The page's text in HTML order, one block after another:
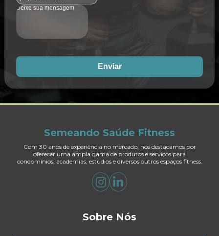
Enviar
Semeando Saúde Fitness
Com 30 anos de experiência no mercado, nos destacamos por
oferecer uma ampla gama de produtos e serviços para
condomínios, academias, estúdios e diversos outros espaços fitness.
Sobre Nós